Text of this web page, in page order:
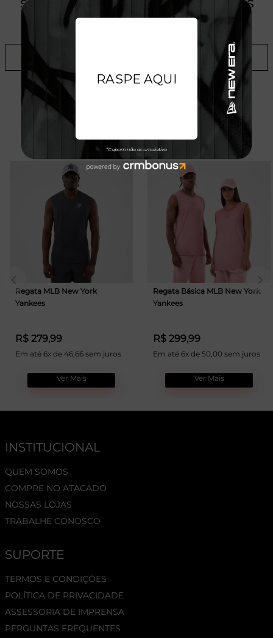
SITE, CONSULTE A DISPONIBILIDADE NAS
LOJAS
TALVEZ VOCÊ GOSTE
Regata MLB New York
Yankees
R$ 279,99
Em até 6x de 46,66 sem juros
Ver Mais
Regata Básica MLB New York
Yankees
R$ 299,99
Em até 6x de 50,00 sem juros
Ver Mais
INSTITUCIONAL
QUEM SOMOS
COMPRE NO ATACADO
NOSSAS LOJAS
TRABALHE CONOSCO
SUPORTE
TERMOS E CONDIÇÕES
POLÍTICA DE PRIVACIDADE
ASSESSORIA DE IMPRENSA
PERGUNTAS FREQUENTES